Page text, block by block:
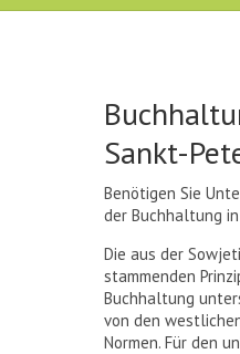
Sankt-
Benötigen Sie
der Buchhaltung
Die aus der
stammenden
Buchhaltung
von den
Normen. Für den